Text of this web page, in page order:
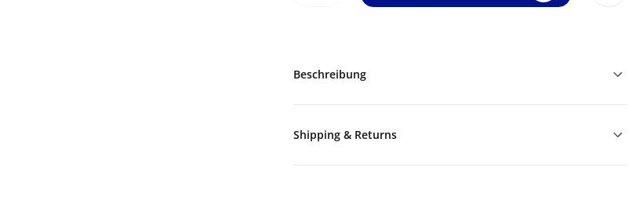
Beschreibung
Shipping & Returns